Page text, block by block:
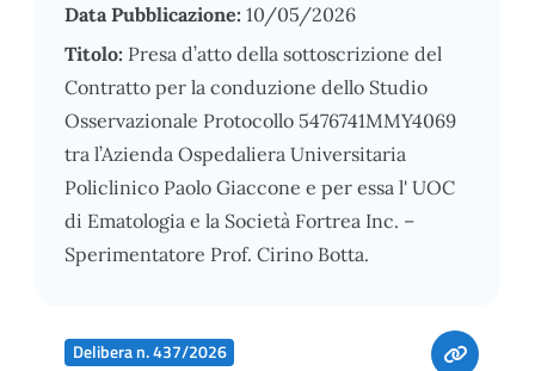
Data Pubblicazione: 10/05/2026
Titolo: Presa d’atto della sottoscrizione del
Contratto per la conduzione dello Studio
Osservazionale Protocollo 5476741MMY4069
tra l’Azienda Ospedaliera Universitaria
Policlinico Paolo Giaccone e per essa l' UOC
di Ematologia e la Società Fortrea Inc. –
Sperimentatore Prof. Cirino Botta.
Delibera n. 437/2026